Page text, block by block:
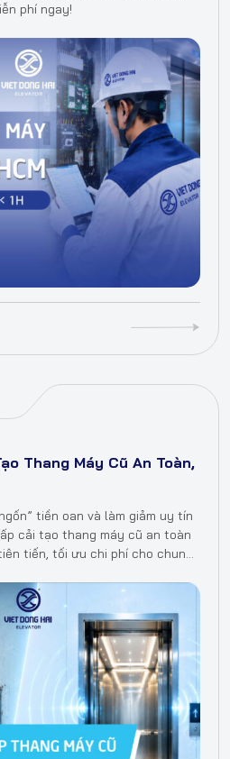
phí ngay!
Thang Máy Cũ An Toàn,
tiền oan và làm giảm uy tín
cải tạo thang máy cũ an toàn
tiến, tối ưu chi phí cho chung